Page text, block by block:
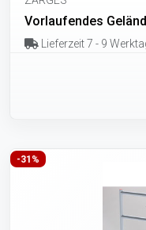
Vorlaufendes
Lieferzeit 7 - 9
-31%